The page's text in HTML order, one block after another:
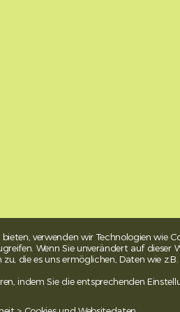
verwenden wir Technologien wie
Wenn Sie unverändert auf dieser
die es uns ermöglichen, Daten wie
indem Sie die entsprechenden